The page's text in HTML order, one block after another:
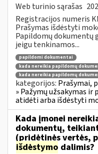
Web turinio sąrašas
Registracijos numeris
Prašymas išdėstyti
Papildomų dokumentų
jeigu tenkinamos...
papildomi dokumentai
kada nereikia papildomų
kada nereikia papildomų
kategorijos: Prašymai,
» Pažymų užsakymas ir
atidėti arba išdėstyti
Kada įmonei
dokumentų,
(pridėtinės vertės,
išdėstymo dalimis?